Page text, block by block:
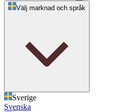
Välj marknad och språk
Sverige
Svenska